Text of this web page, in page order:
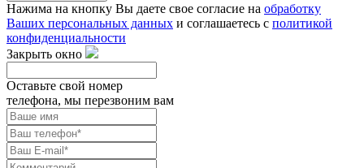
Нажима на кнопку Вы даете свое согласие на обработку
Ваших персональных данных и соглашаетесь с политикой
конфиденциальности
Закрыть окно
Оставьте свой номер
телефона, мы перезвоним вам